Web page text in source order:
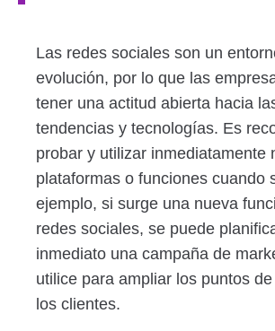
Las redes sociales son un
evolución, por lo que las
tener una actitud abierta hacia
tendencias y tecnologías. Es
probar y utilizar inmediatamente
plataformas o funciones cuando
ejemplo, si surge una nueva
redes sociales, se puede
inmediato una campaña de
utilice para ampliar los puntos
los clientes.